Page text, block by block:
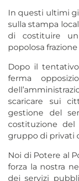
In questi ultimi
sulla stampa
di costituire un
popolosa
Dopo il
ferma
scaricare sui
gestione del
costituzione del
gruppo di privati
Noi di Potere al
forza la nostra
dei servizi